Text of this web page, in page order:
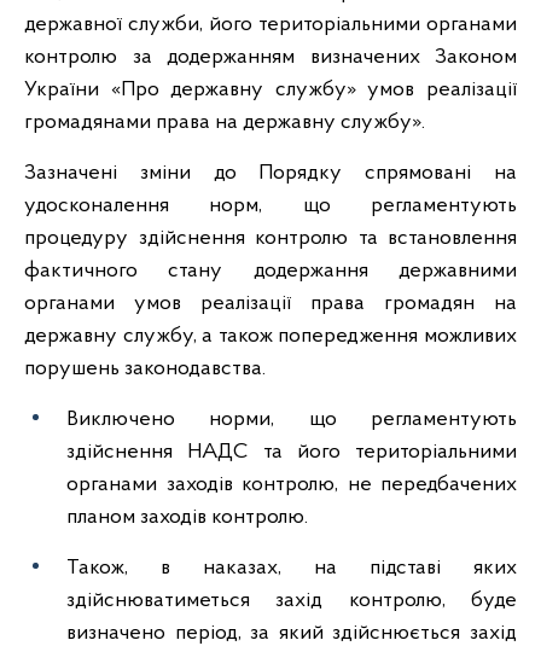
державної служби, його територіальними органами
контролю за додержанням визначених Законом
України «Про державну службу» умов реалізації
громадянами права на державну службу».
Зазначені зміни до Порядку спрямовані на
удосконалення норм, що регламентують
процедуру здійснення контролю та встановлення
фактичного стану додержання державними
органами умов реалізації права громадян на
державну службу, а також попередження можливих
порушень законодавства.
Виключено норми, що регламентують
здійснення НАДС та його територіальними
органами заходів контролю, не передбачених
планом заходів контролю.
Також, в наказах, на підставі яких
здійснюватиметься захід контролю, буде
визначено період, за який здійснюється захід